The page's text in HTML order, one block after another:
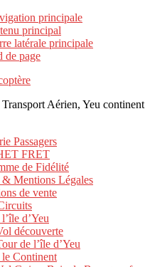
principale
principal
latérale principale
de page
Aérien, Yeu continent
Passagers
FRET
de Fidélité
& Mentions Légales
de vente
d’Yeu
découverte
de l’île d’Yeu
Continent